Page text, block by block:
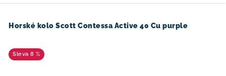
Horské kolo Scott Contessa Active 40 Cu purple
8 %